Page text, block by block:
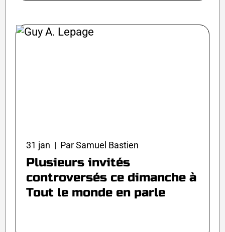
31 jan | Par Samuel Bastien
Plusieurs invités
controversés ce dimanche à
Tout le monde en parle